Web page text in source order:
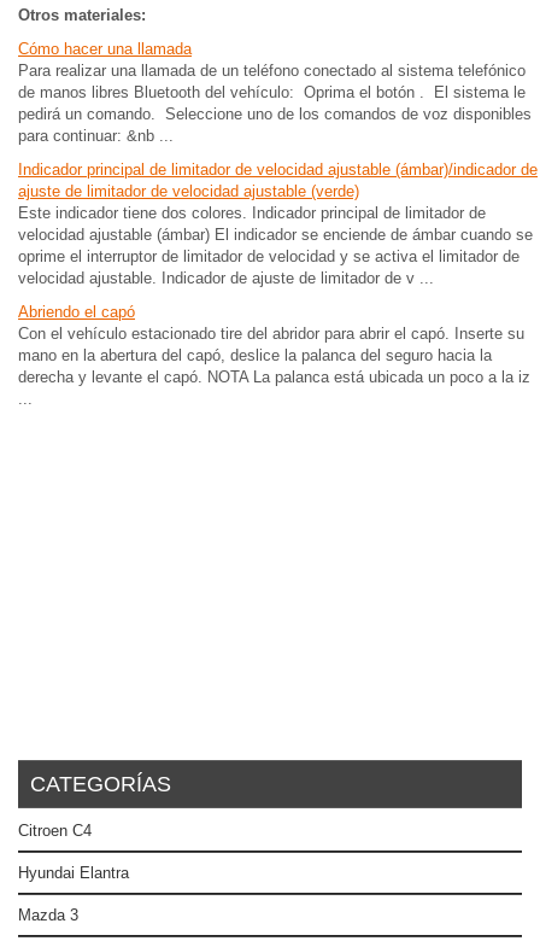
Otros materiales:
Cómo hacer una llamada
Para realizar una llamada de un teléfono conectado al sistema telefónico
de manos libres Bluetooth del vehículo: Oprima el botón . El sistema le
pedirá un comando. Seleccione uno de los comandos de voz disponibles
para continuar: &nb ...
Indicador principal de limitador de velocidad ajustable (ámbar)/indicador de
ajuste de limitador de velocidad ajustable (verde)
Este indicador tiene dos colores. Indicador principal de limitador de
velocidad ajustable (ámbar) El indicador se enciende de ámbar cuando se
oprime el interruptor de limitador de velocidad y se activa el limitador de
velocidad ajustable. Indicador de ajuste de limitador de v ...
Abriendo el capó
Con el vehículo estacionado tire del abridor para abrir el capó. Inserte su
mano en la abertura del capó, deslice la palanca del seguro hacia la
derecha y levante el capó. NOTA La palanca está ubicada un poco a la iz
...
CATEGORÍAS
Citroen C4
Hyundai Elantra
Mazda 3